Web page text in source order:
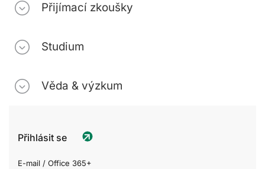
Přijímací zkoušky
Studium
Věda & výzkum
Přihlásit se
E-mail / Office 365+